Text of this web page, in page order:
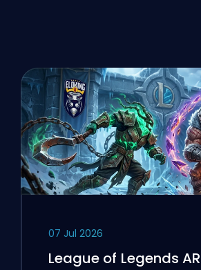
07 Jul 2026
League of Legends